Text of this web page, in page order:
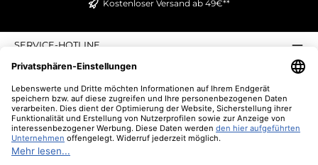
Kostenloser Versand ab 49€**
SERVICE-HOTLINE
INFORMATIONEN
ZAHLUNGS- UND VERSANDARTEN
ÜBER UNS
UNSERE VORTEILE